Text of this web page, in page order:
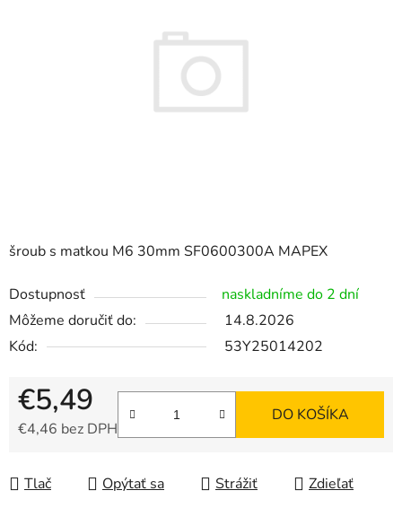
šroub s matkou M6 30mm SF0600300A MAPEX
Dostupnosť
naskladníme do 2 dní
Môžeme doručiť do:
14.8.2026
Kód:
53Y25014202
€5,49
€4,46 bez DPH
DO KOŠÍKA
Tlač Opýtať sa Strážiť Zdieľať